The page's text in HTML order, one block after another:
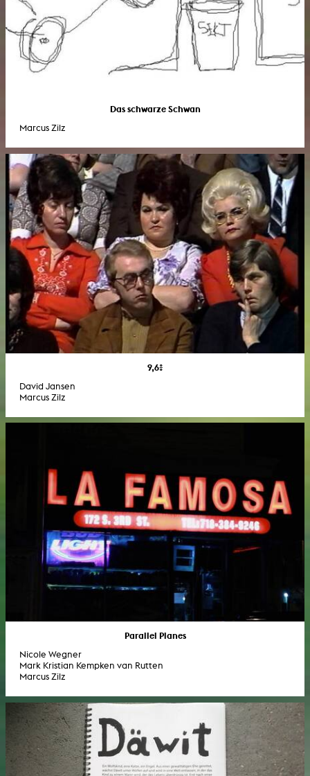
Das schwarze Schwan
Marcus Zilz
9,6%
David Jansen
Marcus Zilz
Parallel Planes
Nicole Wegner
Mark Kristian Kempken van Rutten
Marcus Zilz